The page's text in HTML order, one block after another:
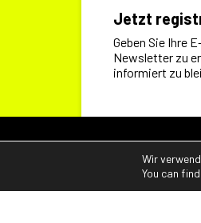
Jetzt
Geben Sie Ihre
Newsletter zu
informiert zu
Wir
You can